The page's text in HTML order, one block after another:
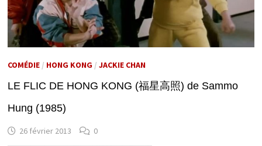
COMÉDIE/ HONG KONG/ JACKIE CHAN
LE FLIC DE HONG KONG (福星高照) de Sammo
Hung (1985)
26 février 2013 0